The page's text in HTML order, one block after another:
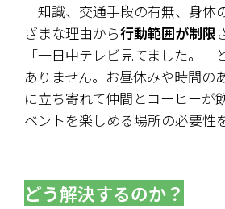
知識、交通手段の有無、身体
ざまな理由から行動範囲が制限
「一日中テレビ見てました。」
ありません。お昼休みや時間の
に立ち寄れて仲間とコーヒーが
ベントを楽しめる場所の必要性
どう解決するのか？